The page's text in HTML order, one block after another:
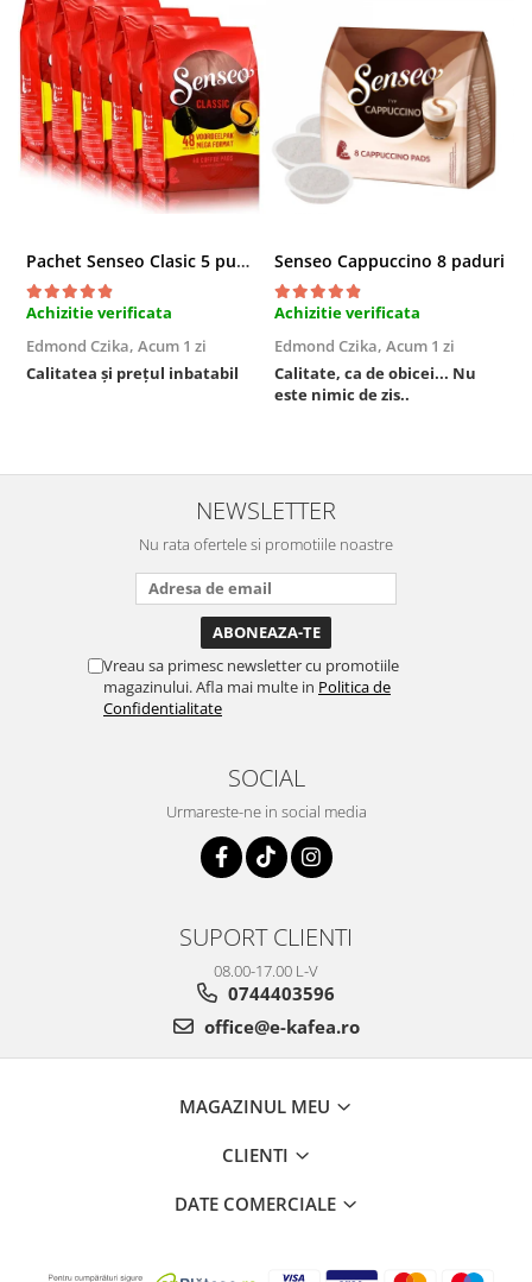
Pachet Senseo Clasic 5 pungi x 48 paduri
Achizitie verificata
Edmond Czika, Acum 1 zi
Calitatea și prețul inbatabil
Senseo Cappuccino 8 paduri
Achizitie verificata
Edmond Czika, Acum 1 zi
Calitate, ca de obicei... Nu
este nimic de zis..
NEWSLETTER
Nu rata ofertele si promotiile noastre
Vreau sa primesc newsletter cu promotiile
magazinului. Afla mai multe in Politica de
Confidentialitate
SOCIAL
Urmareste-ne in social media
SUPORT CLIENTI
08.00-17.00 L-V
0744403596
office@e-kafea.ro
MAGAZINUL MEU
CLIENTI
DATE COMERCIALE